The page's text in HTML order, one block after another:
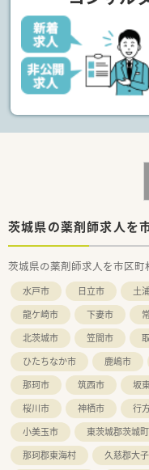
しいお人柄の方々です
≪休日、終業時間
■お盆休みは1週間
ため、有給消化とな
へのヘルプでも働
す
■会社負担で定期
■地元密着の薬局
■在宅業務に興味
■メリハリある働き
茨城県の薬剤師求人を
茨城県の薬剤師求人を市区町
水戸市 日立市 土
龍ケ崎市
下妻市
北茨城市
笠間市
ひたちなか市
鹿嶋市
那珂市
筑西市 坂
桜川市
神栖市 行
小美玉市
東茨城郡茨城町
那珂郡東海村
久慈郡大